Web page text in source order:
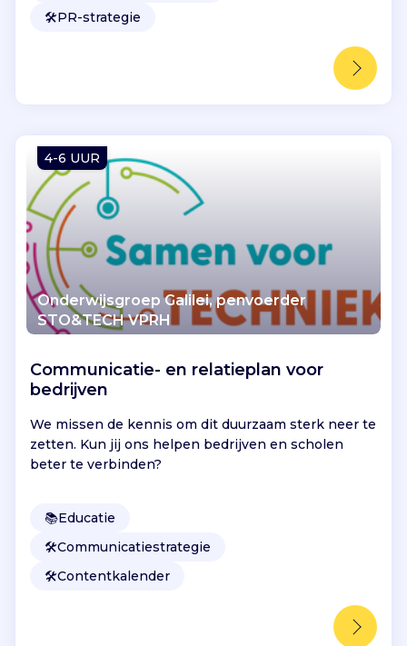
🛠️PR-strategie
4-6 UUR
Onderwijsgroep Galilei, penvoerder
STO&TECH VPRH
Communicatie- en relatieplan voor
bedrijven
We missen de kennis om dit duurzaam sterk neer te
zetten. Kun jij ons helpen bedrijven en scholen
beter te verbinden?
📚Educatie
🛠️Communicatiestrategie
🛠️Contentkalender